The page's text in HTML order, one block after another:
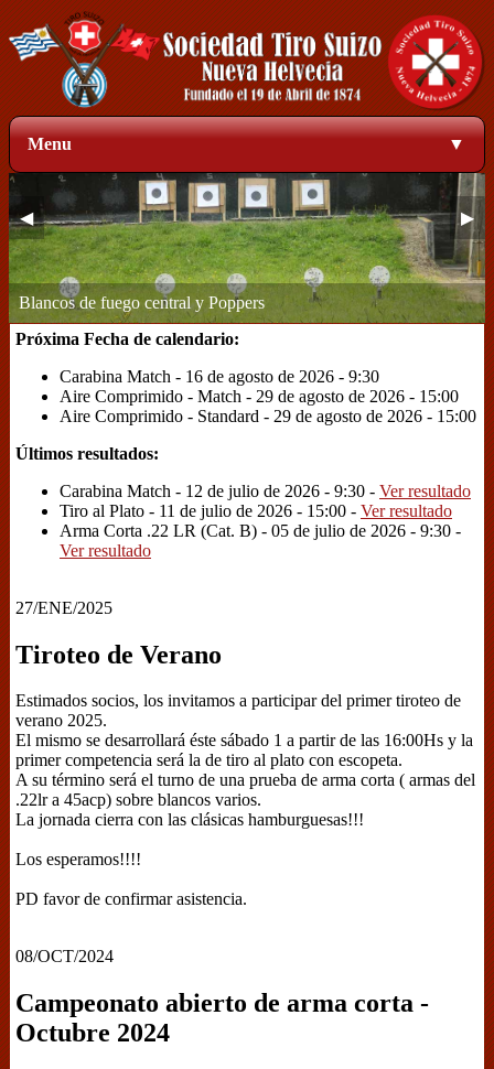
Menu ▼
Blancos de fuego central y Poppers
Zona de blancos a 50 metros
◀ ▶
1
Próxima Fecha de calendario:
Carabina Match - 16 de agosto de 2026 - 9:30
Aire Comprimido - Match - 29 de agosto de 2026 - 15:00
Aire Comprimido - Standard - 29 de agosto de 2026 - 15:00
Últimos resultados:
Carabina Match - 12 de julio de 2026 - 9:30 - Ver resultado
Tiro al Plato - 11 de julio de 2026 - 15:00 - Ver resultado
Arma Corta .22 LR (Cat. B) - 05 de julio de 2026 - 9:30 -
Ver resultado
27/ENE/2025
Tiroteo de Verano
Estimados socios, los invitamos a participar del primer tiroteo de
verano 2025.
El mismo se desarrollará éste sábado 1 a partir de las 16:00Hs y la
primer competencia será la de tiro al plato con escopeta.
A su término será el turno de una prueba de arma corta ( armas del
.22lr a 45acp) sobre blancos varios.
La jornada cierra con las clásicas hamburguesas!!!
Los esperamos!!!!
PD favor de confirmar asistencia.
08/OCT/2024
Campeonato abierto de arma corta -
Octubre 2024